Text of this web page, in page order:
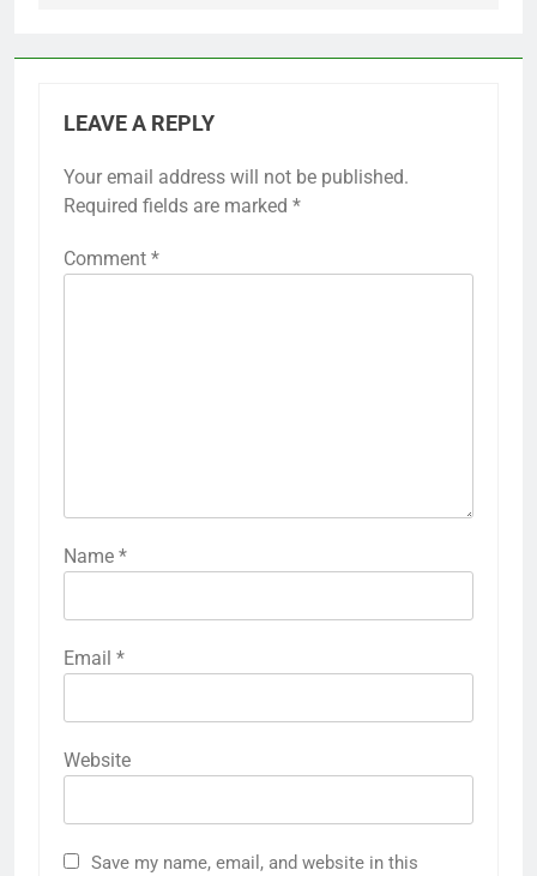
LEAVE A REPLY
Your email address will not be published.
Required fields are marked *
Comment *
Name *
Email *
Website
Save my name, email, and website in this